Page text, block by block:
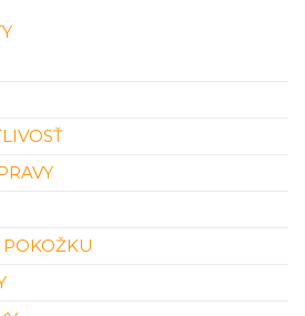
POKOŽKU